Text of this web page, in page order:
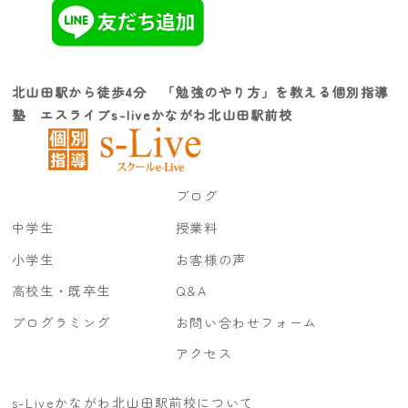
北山田駅から徒歩4分 「勉強のやり方」を教える個別指導
塾 エスライブs-liveかながわ北山田駅前校
中学生
小学生
高校生・既卒生
プログラミング
ブログ
授業料
お客様の声
Q&A
お問い合わせフォーム
アクセス
s-Liveかながわ北山田駅前校について